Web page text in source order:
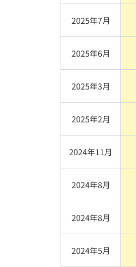
2025年7月
2025年6月
2025年3月
2025年2月
2024年11月
2024年8月
2024年8月
2024年5月